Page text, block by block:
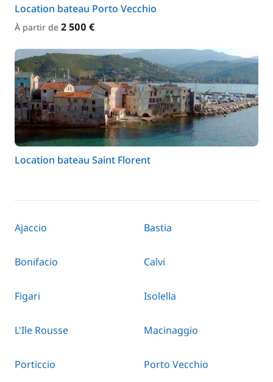
Location bateau Porto Vecchio
À partir de 2 500 €
Location bateau Saint Florent
Ajaccio Bastia
Bonifacio Calvi
Figari Isolella
L'Ile Rousse Macinaggio
Porticcio Porto Vecchio